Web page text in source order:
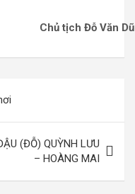
Văn
(ĐỖ) QUỲNH LƯU
– HOÀNG MAI